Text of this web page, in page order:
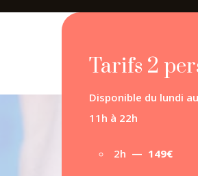
Tarifs 2
Disponible du lundi
11h à 22h
2h — 149€